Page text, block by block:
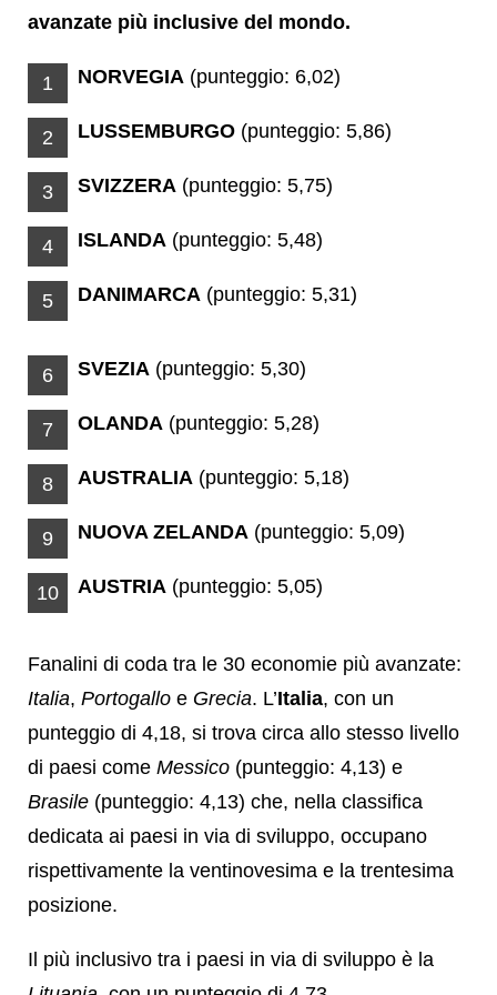
avanzate più inclusive del mondo.
1 NORVEGIA (punteggio: 6,02)
2 LUSSEMBURGO (punteggio: 5,86)
3 SVIZZERA (punteggio: 5,75)
4 ISLANDA (punteggio: 5,48)
5 DANIMARCA (punteggio: 5,31)
6 SVEZIA (punteggio: 5,30)
7 OLANDA (punteggio: 5,28)
8 AUSTRALIA (punteggio: 5,18)
9 NUOVA ZELANDA (punteggio: 5,09)
10 AUSTRIA (punteggio: 5,05)
Fanalini di coda tra le 30 economie più avanzate:
Italia, Portogallo e Grecia. L’Italia, con un
punteggio di 4,18, si trova circa allo stesso livello
di paesi come Messico (punteggio: 4,13) e
Brasile (punteggio: 4,13) che, nella classifica
dedicata ai paesi in via di sviluppo, occupano
rispettivamente la ventinovesima e la trentesima
posizione.
Il più inclusivo tra i paesi in via di sviluppo è la